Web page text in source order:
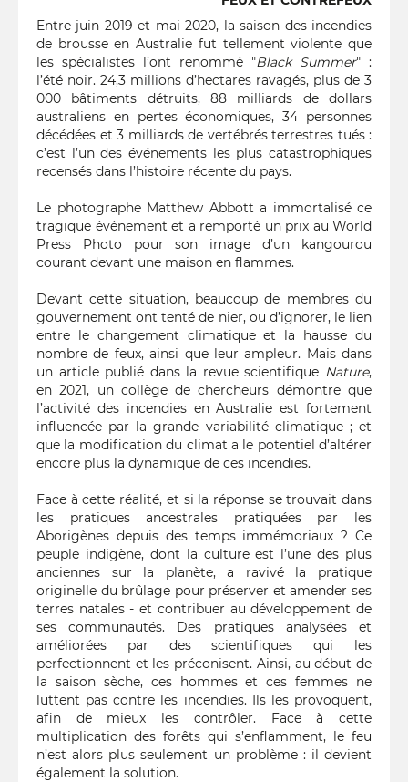
Entre juin 2019 et mai 2020, la saison des incendies
de brousse en Australie fut tellement violente que
les spécialistes l’ont renommé "Black Summer" :
l’été noir. 24,3 millions d’hectares ravagés, plus de 3
000 bâtiments détruits, 88 milliards de dollars
australiens en pertes économiques, 34 personnes
décédées et 3 milliards de vertébrés terrestres tués :
c’est l’un des événements les plus catastrophiques
recensés dans l’histoire récente du pays.
Le photographe Matthew Abbott a immortalisé ce
tragique événement et a remporté un prix au World
Press Photo pour son image d’un kangourou
courant devant une maison en flammes.
Devant cette situation, beaucoup de membres du
gouvernement ont tenté de nier, ou d’ignorer, le lien
entre le changement climatique et la hausse du
nombre de feux, ainsi que leur ampleur. Mais dans
un article publié dans la revue scientifique Nature,
en 2021, un collège de chercheurs démontre que
l’activité des incendies en Australie est fortement
influencée par la grande variabilité climatique ; et
que la modification du climat a le potentiel d’altérer
encore plus la dynamique de ces incendies.
Face à cette réalité, et si la réponse se trouvait dans
les pratiques ancestrales pratiquées par les
Aborigènes depuis des temps immémoriaux ? Ce
peuple indigène, dont la culture est l’une des plus
anciennes sur la planète, a ravivé la pratique
originelle du brûlage pour préserver et amender ses
terres natales - et contribuer au développement de
ses communautés. Des pratiques analysées et
améliorées par des scientifiques qui les
perfectionnent et les préconisent. Ainsi, au début de
la saison sèche, ces hommes et ces femmes ne
luttent pas contre les incendies. Ils les provoquent,
afin de mieux les contrôler. Face à cette
multiplication des forêts qui s’enflamment, le feu
n’est alors plus seulement un problème : il devient
également la solution.